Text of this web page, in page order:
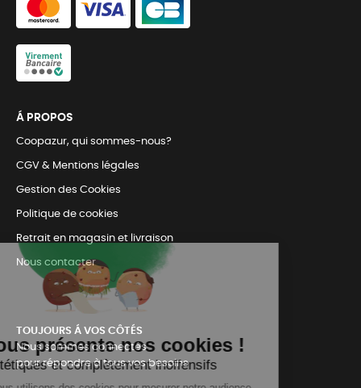
Á PROPOS
Coopazur, qui sommes-nous?
CGV & Mentions légales
Gestion des Cookies
Politique de cookies
Retrait en magasin et livraison
Nous contacter
TOUJOURS Á VOS CÔTÉS
Nous sommes connectés
pour répondre à tous vos besoins